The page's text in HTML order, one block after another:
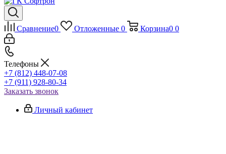
Сравнение0 Отложенные 0 Корзина0 0
Телефоны
+7 (812) 448-07-08
+7 (911) 928-80-34
Заказать звонок
Личный кабинет